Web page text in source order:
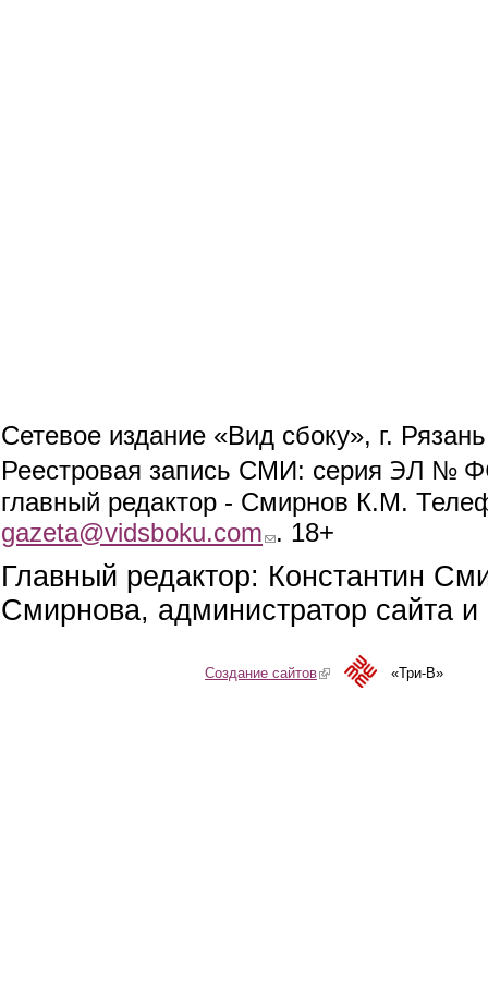
Сетевое издание «Вид сбоку», г.
Реестровая запись СМИ: серия ЭЛ №
главный редактор - Смирнов К.М.
gazeta@vidsboku.com (link sends e-mail)
. 18+
Главный редактор: Константин
Смирнова, администратор сайта
Создание сайтов(link is external)«Три-В»